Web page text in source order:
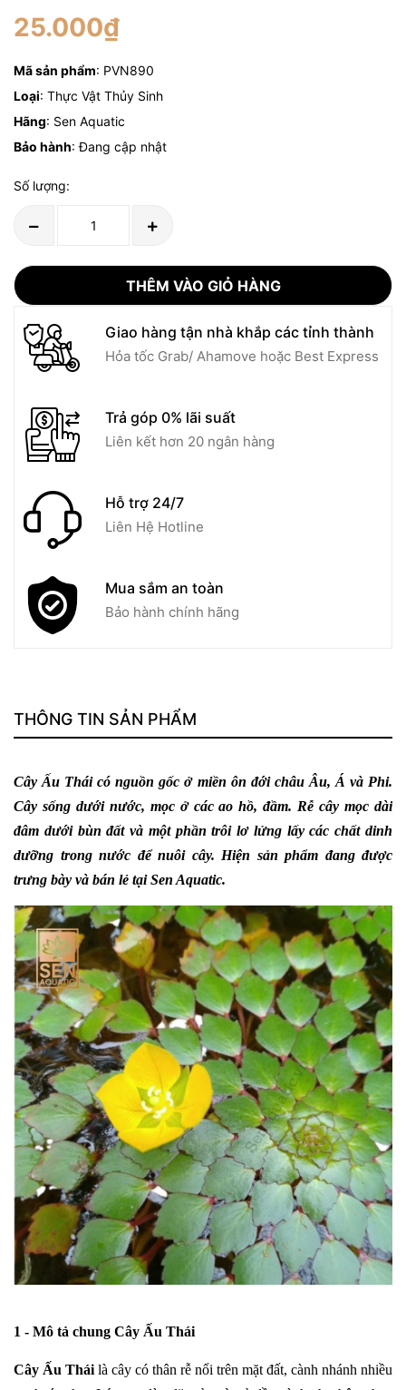
25.000₫
Mã sản phẩm: PVN890
Loại: Thực Vật Thủy Sinh
Hãng: Sen Aquatic
Bảo hành: Đang cập nhật
Số lượng:
THÊM VÀO GIỎ HÀNG
Giao hàng tận nhà khắp các tỉnh thành
Hỏa tốc Grab/ Ahamove hoặc Best Express
Trả góp 0% lãi suất
Liên kết hơn 20 ngân hàng
Hỗ trợ 24/7
Liên Hệ Hotline
Mua sắm an toàn
Bảo hành chính hãng
THÔNG TIN SẢN PHẨM
Cây Ấu Tháicó nguồn gốc ở miền ôn đới châu Âu, Á và Phi.
Cây sống dưới nước, mọc ở các ao hồ, đầm. Rễ cây mọc dài
đâm dưới bùn đất và một phần trôi lơ lửng lấy các chất dinh
dưỡng trong nước để nuôi cây. Hiện sản phẩm đang được
trưng bày và bán lẻ tại Sen Aquatic.
1 - Mô tả chung Cây Ấu Thái
Cây Ấu Thái là cây có thân rễ nổi trên mặt đất, cành nhánh nhiều